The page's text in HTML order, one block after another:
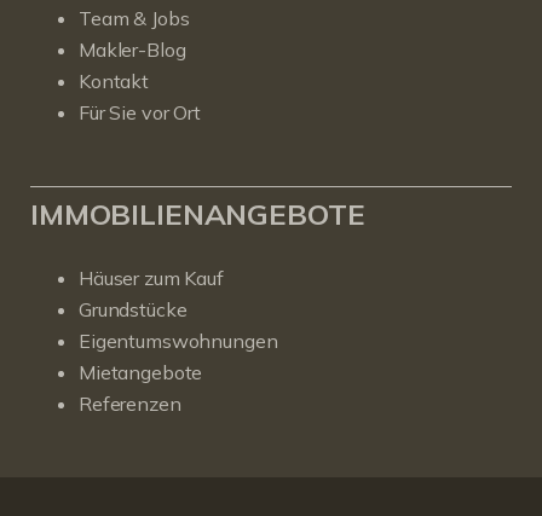
Team & Jobs
Makler-Blog
Kontakt
Für Sie vor Ort
IMMOBILIENANGEBOTE
Häuser zum Kauf
Grundstücke
Eigentumswohnungen
Mietangebote
Referenzen